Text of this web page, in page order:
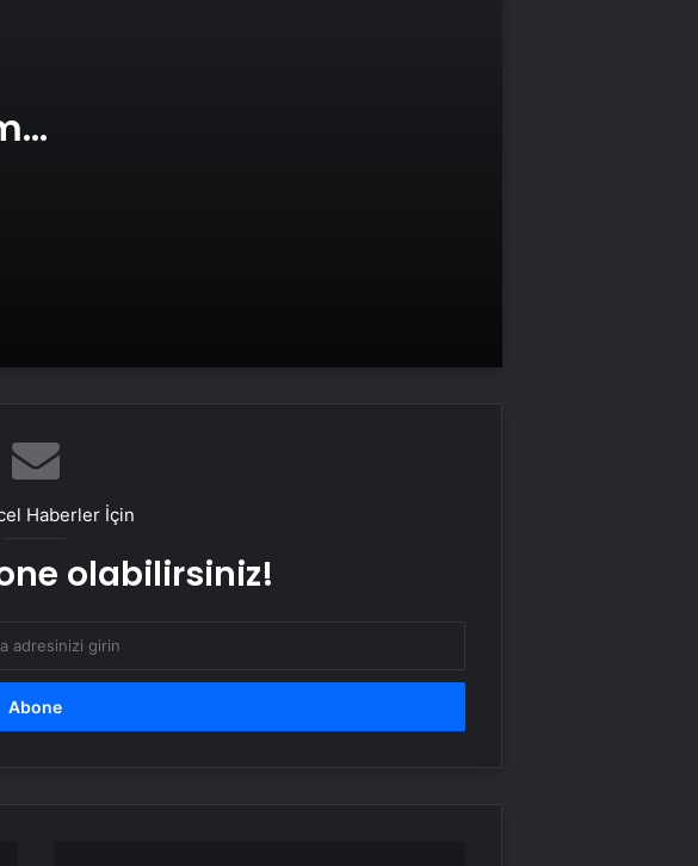
Esenyurt’ta Servis Aracının Çarptığı
Kaybolan 92 Yaşındaki Adam
Haberler İçin
olabilirsiniz!